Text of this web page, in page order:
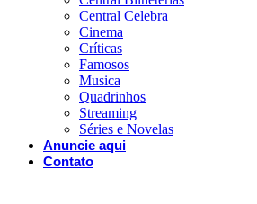
Central Celebra
Cinema
Críticas
Famosos
Musica
Quadrinhos
Streaming
Séries e Novelas
Anuncie aqui
Contato